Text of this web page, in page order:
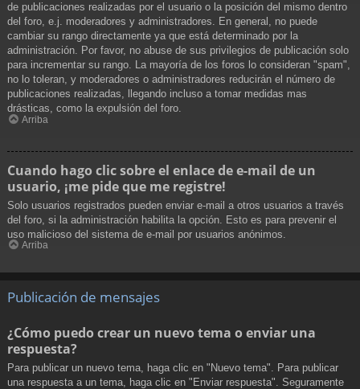
de publicaciones realizadas por el usuario o la posición del mismo dentro
del foro, e.j. moderadores y administradores. En general, no puede
cambiar su rango directamente ya que está determinado por la
administración. Por favor, no abuse de sus privilegios de publicación solo
para incrementar su rango. La mayoría de los foros lo consideran "spam",
no lo toleran, y moderadores o administradores reducirán el número de
publicaciones realizadas, llegando incluso a tomar medidas mas
drásticas, como la expulsión del foro.
Arriba
Cuando hago clic sobre el enlace de e-mail de un
usuario, ¡me pide que me registre!
Solo usuarios registrados pueden enviar e-mail a otros usuarios a través
del foro, si la administración habilita la opción. Esto es para prevenir el
uso malicioso del sistema de e-mail por usuarios anónimos.
Arriba
Publicación de mensajes
¿Cómo puedo crear un nuevo tema o enviar una
respuesta?
Para publicar un nuevo tema, haga clic en "Nuevo tema". Para publicar
una respuesta a un tema, haga clic en "Enviar respuesta". Seguramente